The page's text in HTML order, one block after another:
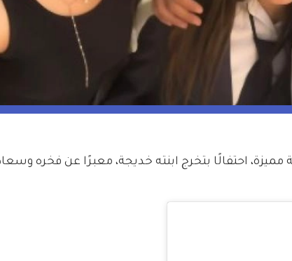
احتفالًا بتخرج ابنته خديجة، معبرًا عن فخره